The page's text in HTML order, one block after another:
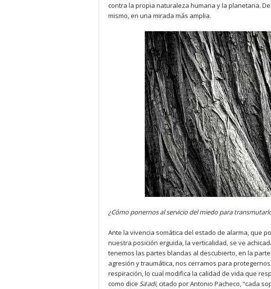
contra la propia naturaleza humana y la planetaria.
mismo, en una mirada más amplia.
¿Cómo ponernos al servicio del miedo para
Ante la vivencia somática del estado de alarma, que
nuestra posición erguida, la verticalidad, se ve
tenemos las partes blandas al descubierto, en la
agresión y traumática, nos cerramos para
respiración, lo cual modifica la calidad de vida que
como dice Sa’adi, citado por Antonio Pacheco, “cada